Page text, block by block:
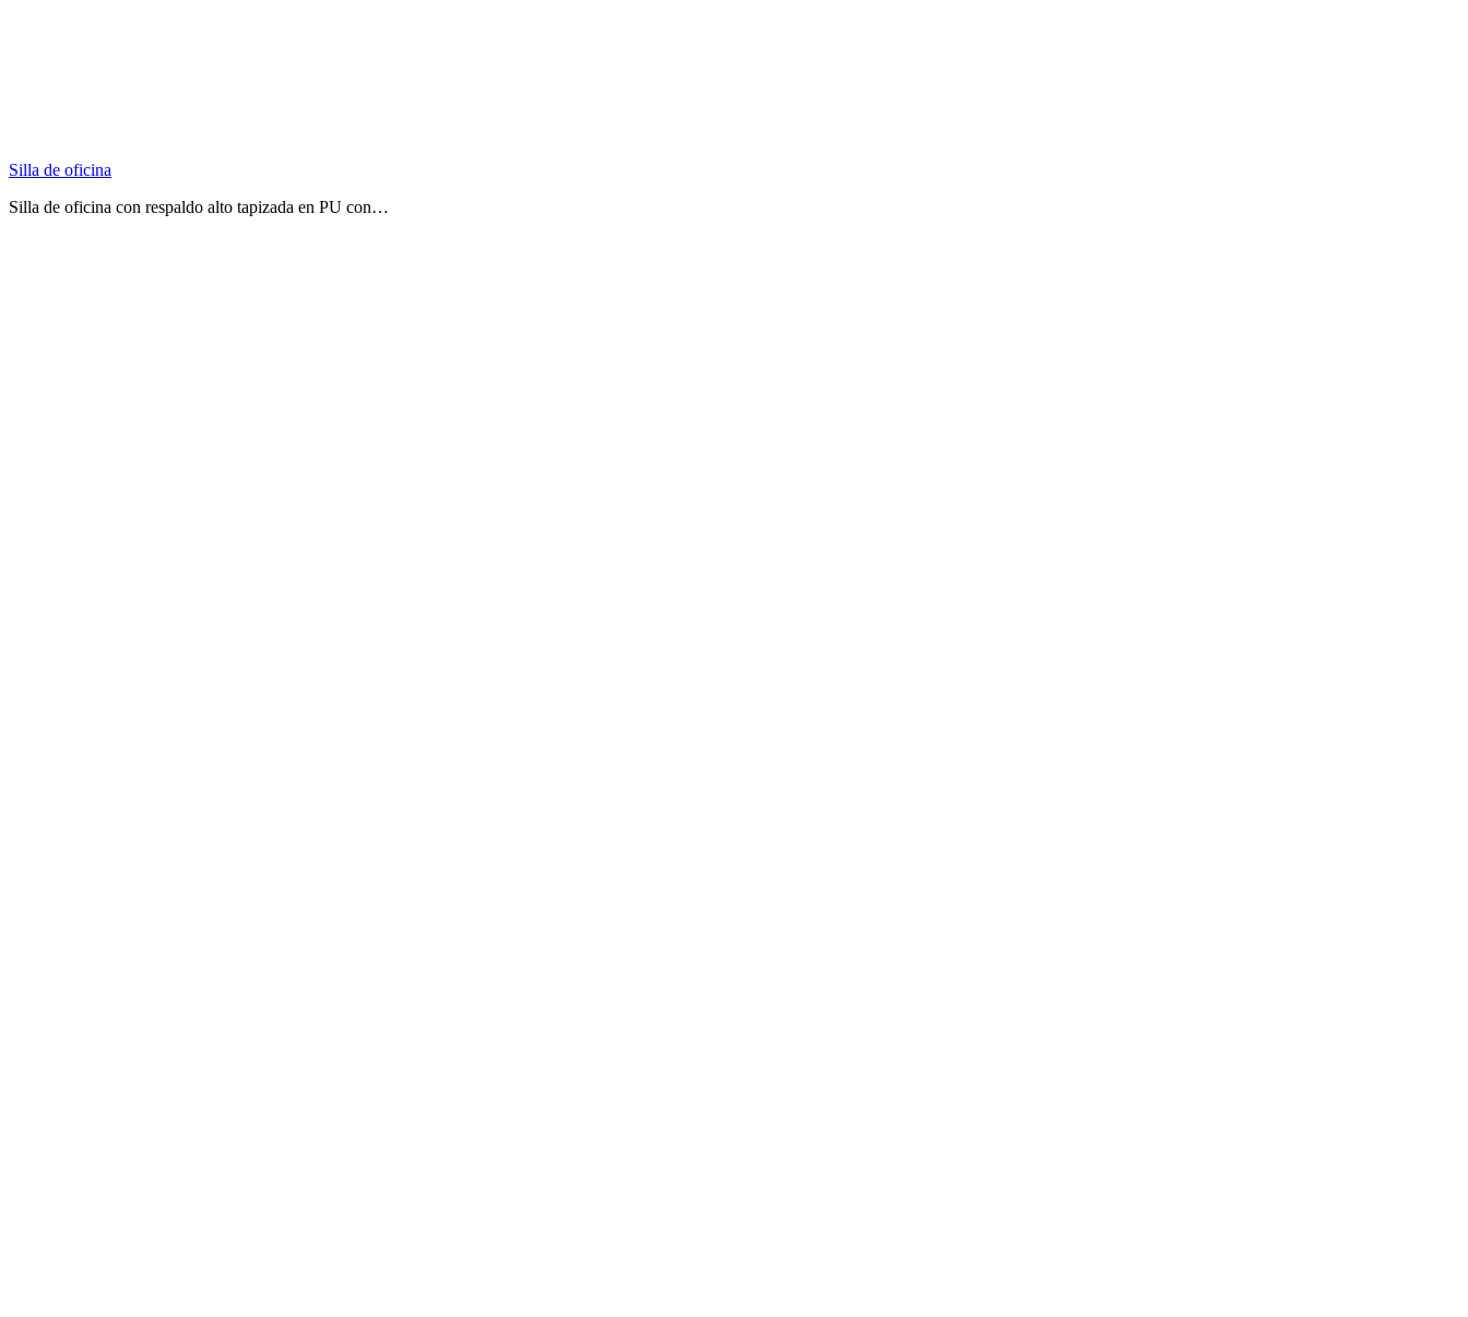
Silla de oficina
Silla de oficina con respaldo alto tapizada en PU con…